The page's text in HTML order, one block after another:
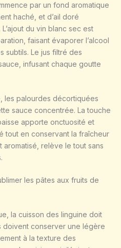
par un fond aromatique
haché, et d’ail doré
du vin blanc sec est
faisant évaporer l’alcool
subtils. Le jus filtré des
infusant chaque goutte
les palourdes décortiquées
sauce concentrée. La touche
apporte onctuosité et
tout en conservant la fraîcheur
aromatisé, relève le tout sans
les pâtes aux fruits de
la cuisson des linguine doit
doivent conserver une légère
à la texture des